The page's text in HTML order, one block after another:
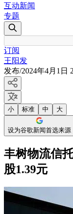
互动新闻
专题
订阅
王阳发
发布/2024年4月1日
小 标准 中 大
设为谷歌新闻首选来源
丰树物流信
股1.39元